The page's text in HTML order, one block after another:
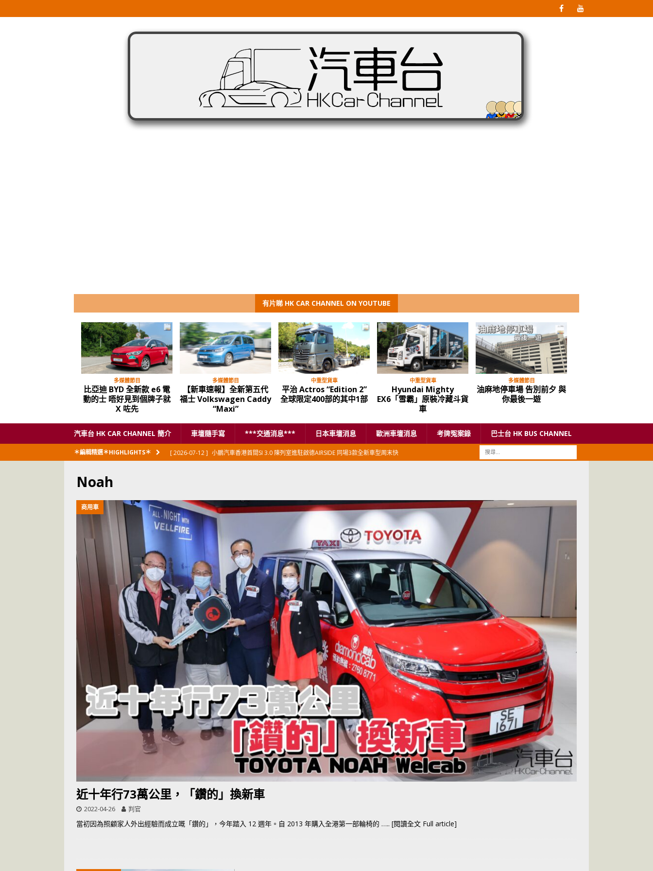
有片睇 HK CAR CHANNEL ON YOUTUBE
多媒體節目
比亞迪 BYD 全新款 e6 電
動的士 唔好見到個牌子就
X 咗先
多媒體節目
【新車速報】全新第五代
福士 Volkswagen Caddy
“Maxi”
中重型貨車
平治 Actros “Edition 2”
全球限定400部的其中1部
中重型貨車
Hyundai Mighty
EX6「雪霸」原裝冷藏斗貨
車
多媒體節目
油麻地停車場 告別前夕 與
你最後一遊
汽車台 HK CAR CHANNEL 簡介 車壇隨手寫 ***交通消息*** 日本車壇消息 歐洲車壇消息 考牌冤案錄 巴士台 HK BUS CHANNEL
＊編輯精選＊HIGHLIGHTS＊ [ 2026-07-12 ] 小鵬汽車香港首間SI 3.0 陳列室進駐啟德AIRSIDE 同場3款全新車型周末快
[ 2026-06-12 ] 「香港車仔展2026」再嚟喇
汽車模型玩具
[ 2026-06-08 ] 新加坡組屋區輕型商用車停車場減租
東南亞汽車
[ 2026-06-08 ]
UBER 香港七宗罪之「第七宗罪」一切禍源，由抽盲盒開始
交通評論
[ 2026-05-28 ]
UBER 香港七宗罪之「第六宗罪」愛回家唔止回唔到家 跣司機勁過謝拉特
世紀一跣
交通評論
[ 2026-05-28 ] UBER 香港七宗罪之「第五宗罪」金鋼箍五花大綁 司機哽唔落都要硬哽到
尾
交通評論
[ 2026-05-27 ] 【英國】政府開放申請投入自動駕駛客運車輛服務業
運輸政策
[ 2026-05-24 ] UBER 香港七宗罪之「第四宗罪」Mission Impossible 但 Uber 唔止話之
你！
[ 2026-07-14 ] 荃灣路荔景新出口日日撞，預咗㗎啦 交通評論
Noah
商用車
近十年行73萬公里，「鑽的」換新車
2022-04-26 判官
當初因為照顧家人外出經驗而成立嘅「鑽的」，今年踏入 12 週年。自 2013 年購入全港第一部輪椅的 ….. [閱讀全文 Full article]